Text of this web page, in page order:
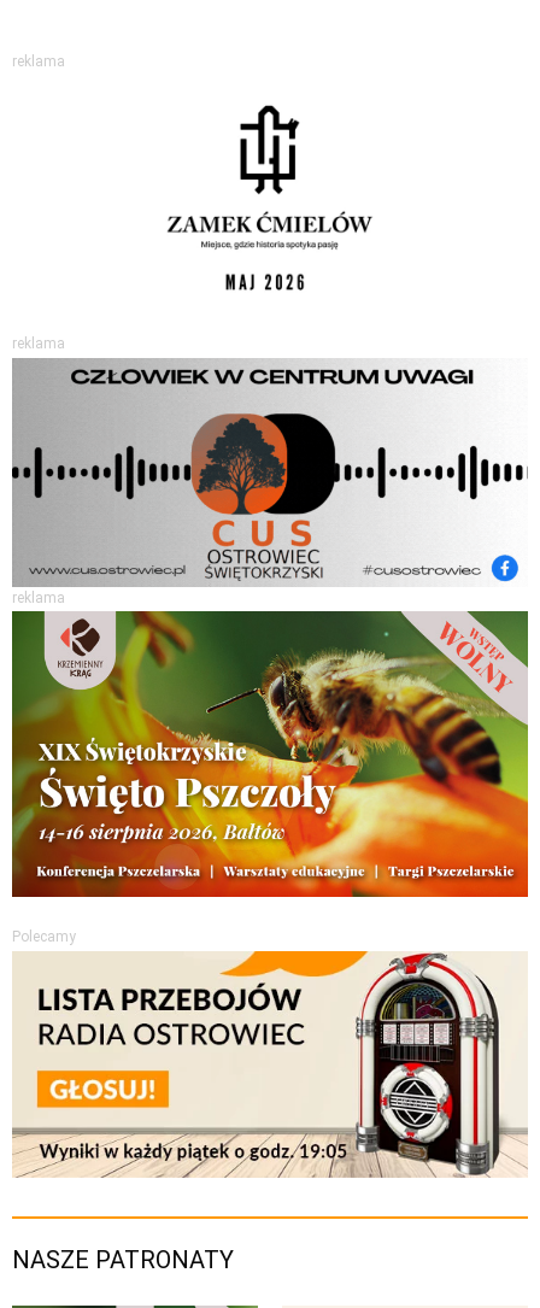
reklama
reklama
reklama
Polecamy
NASZE PATRONATY